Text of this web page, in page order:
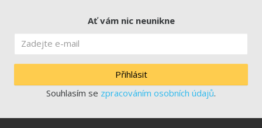
Ať vám nic neunikne
Přihlásit
Souhlasím se zpracováním osobních údajů.